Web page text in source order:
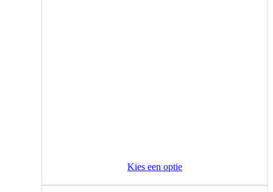
Kies een optie